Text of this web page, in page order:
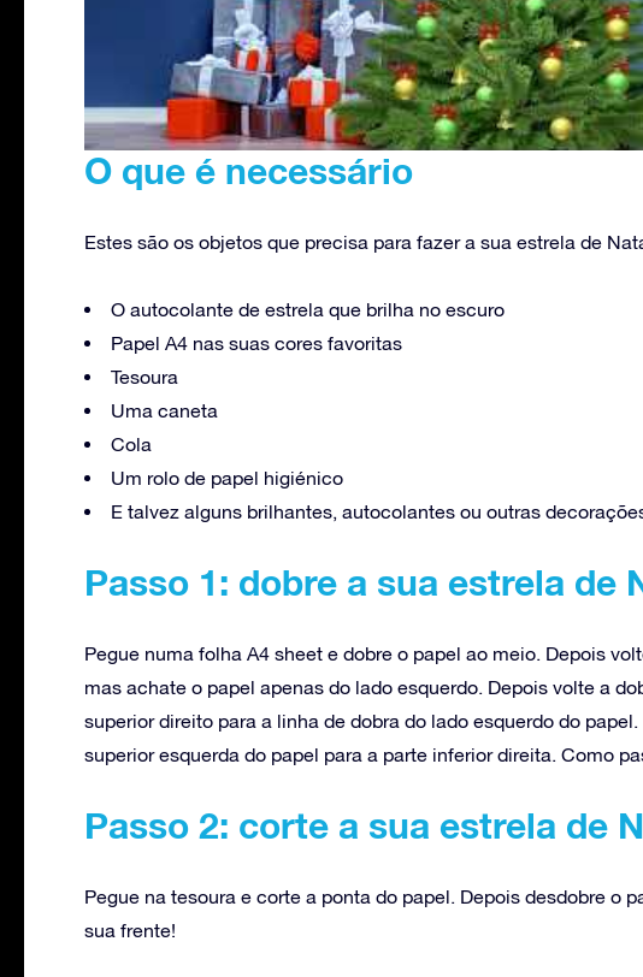
O que é necessário
Estes são os objetos que precisa para fazer a sua estrela de
O autocolante de estrela que brilha no escuro
Papel A4 nas suas cores favoritas
Tesoura
Uma caneta
Cola
Um rolo de papel higiénico
E talvez alguns brilhantes, autocolantes ou outras
Passo 1: dobre a sua estrela de
Pegue numa folha A4 sheet e dobre o papel ao meio. Depois
mas achate o papel apenas do lado esquerdo. Depois volte a
superior direito para a linha de dobra do lado esquerdo do
superior esquerda do papel para a parte inferior direita. Como
Passo 2: corte a sua estrela de
Pegue na tesoura e corte a ponta do papel. Depois desdobre o
sua frente!